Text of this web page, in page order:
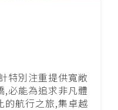
特別注重提供寬敞
,必能為追求非凡體
的航行之旅,集卓越